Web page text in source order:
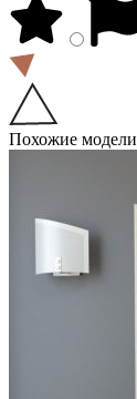
Похожие модели